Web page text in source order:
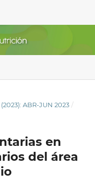
ABR-JUN 2023 /
en
del área